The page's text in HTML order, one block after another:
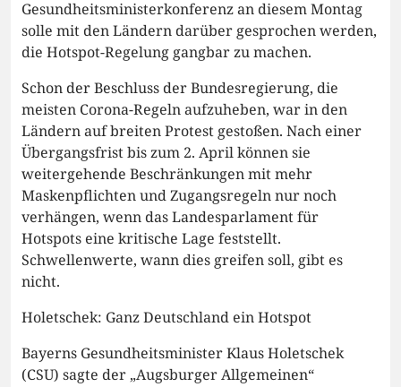
Gesundheitsministerkonferenz an diesem Montag
solle mit den Ländern darüber gesprochen werden,
die Hotspot-Regelung gangbar zu machen.
Schon der Beschluss der Bundesregierung, die
meisten Corona-Regeln aufzuheben, war in den
Ländern auf breiten Protest gestoßen. Nach einer
Übergangsfrist bis zum 2. April können sie
weitergehende Beschränkungen mit mehr
Maskenpflichten und Zugangsregeln nur noch
verhängen, wenn das Landesparlament für
Hotspots eine kritische Lage feststellt.
Schwellenwerte, wann dies greifen soll, gibt es
nicht.
Holetschek: Ganz Deutschland ein Hotspot
Bayerns Gesundheitsminister Klaus Holetschek
(CSU) sagte der „Augsburger Allgemeinen“